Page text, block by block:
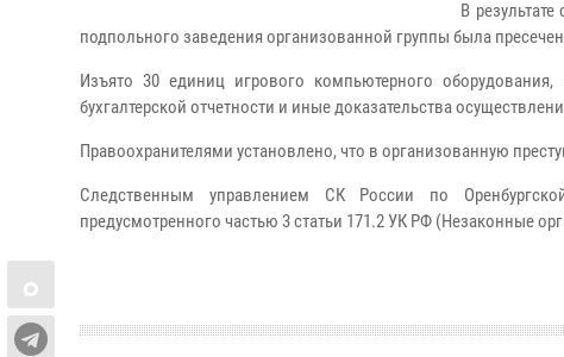
В
подпольного заведения организованной группы была
Изъято 30 единиц игрового компьютерного
бухгалтерской отчетности и иные доказательства
Правоохранителями установлено, что в организованную
Следственным управлением СК России по
предусмотренного частью 3 статьи 171.2 УК РФ (Незаконные